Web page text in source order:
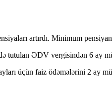
artırdı. Minimum
tutulan ƏDV vergisindən 6
üçün faiz ödəmələrini 2 ay